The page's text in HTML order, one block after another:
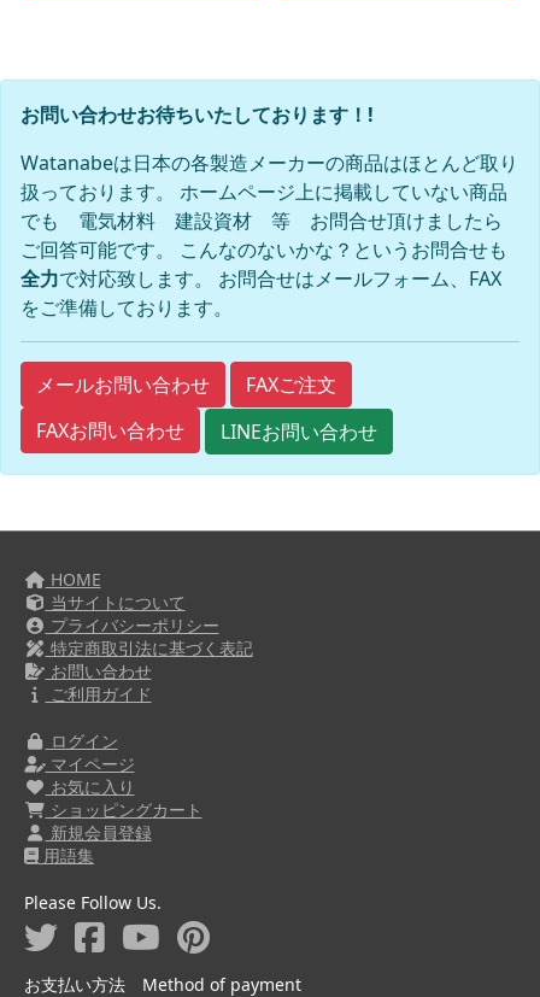
お問い合わせお待ちいたしております！!
Watanabeは日本の各製造メーカーの商品はほとんど取り
扱っております。 ホームページ上に掲載していない商品
でも 電気材料 建設資材 等 お問合せ頂けましたら
ご回答可能です。 こんなのないかな？というお問合せも
全力で対応致します。 お問合せはメールフォーム、FAX
をご準備しております。
メールお問い合わせ
FAXご注文
FAXお問い合わせ
LINEお問い合わせ
HOME
当サイトについて
プライバシーポリシー
特定商取引法に基づく表記
お問い合わせ
ご利用ガイド
ログイン
マイページ
お気に入り
ショッピングカート
新規会員登録
用語集
Please Follow Us.
お支払い方法 Method of payment